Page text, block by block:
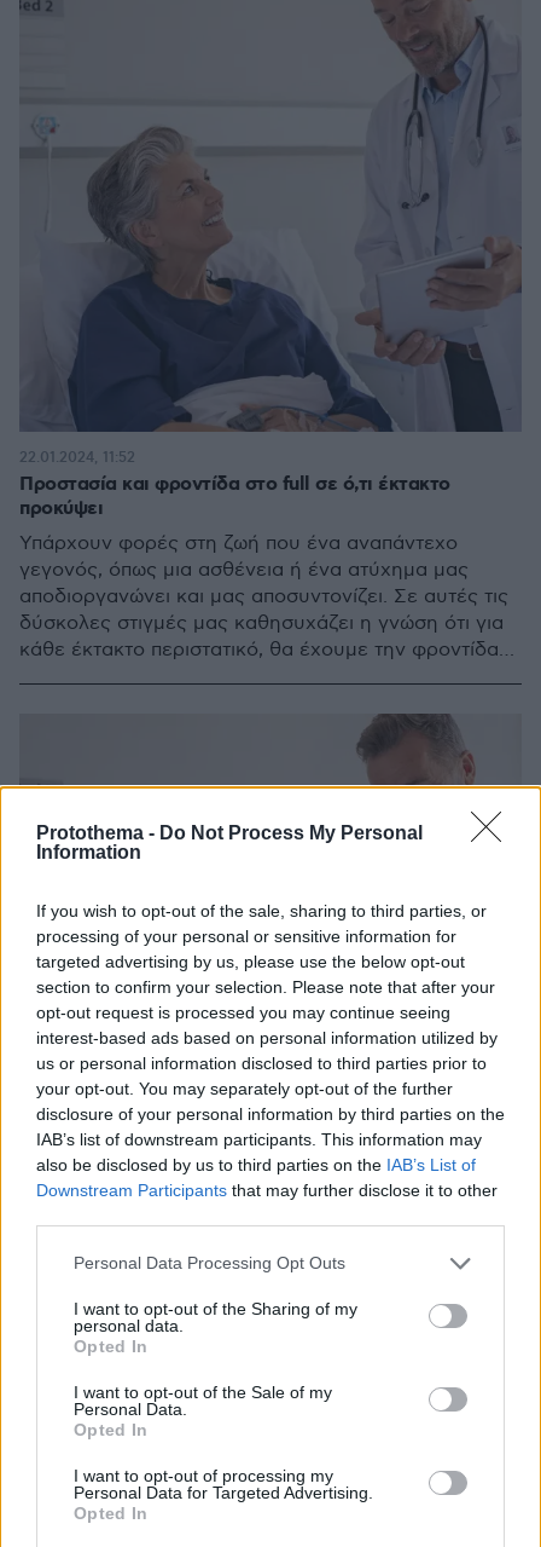
Protothema - Do Not Process My Personal
Information
If you wish to opt-out of the sale, sharing to third parties, or
processing of your personal or sensitive information for
targeted advertising by us, please use the below opt-out
section to confirm your selection. Please note that after your
opt-out request is processed you may continue seeing
interest-based ads based on personal information utilized by
us or personal information disclosed to third parties prior to
your opt-out. You may separately opt-out of the further
disclosure of your personal information by third parties on the
IAB’s list of downstream participants. This information may
also be disclosed by us to third parties on the IAB’s List of
Downstream Participants that may further disclose it to other
Please note that this website/app uses one or more Google
not limited to your visit or usage behaviour. You may click to
grant or deny consent to Google and its third-party tags to
use your data for below specified purposes in below Google
consent section.
Personal Data Processing Opt Outs
I want to opt-out of the Sharing of my
personal data.
Opted In
I want to opt-out of the Sale of my
Personal Data.
Opted In
I want to opt-out of processing my
Personal Data for Targeted Advertising.
Opted In
Προστασία και φροντίδα στο full σε ό,τι έκτακτο
προκύψει
Υπάρχουν φορές στη ζωή που ένα αναπάντεχο
γεγονός, όπως μια ασθένεια ή ένα ατύχημα μας
αποδιοργανώνει και μας αποσυντονίζει. Σε αυτές τις
δύσκολες στιγμές μας καθησυχάζει η γνώση ότι για
κάθε έκτακτο περιστατικό, θα έχουμε την φροντίδα
22.01.2024, 11:52
Προστασία και φροντίδα στο full σε ό,τι έκτακτο
Υπάρχουν φορές στη ζωή που ένα αναπάντεχο
γεγονός, όπως μια ασθένεια ή ένα ατύχημα μας
αποδιοργανώνει και μας αποσυντονίζει. Σε αυτές τις
δύσκολες στιγμές μας καθησυχάζει η γνώση ότι για
κάθε έκτακτο περιστατικό, θα έχουμε την φροντίδα